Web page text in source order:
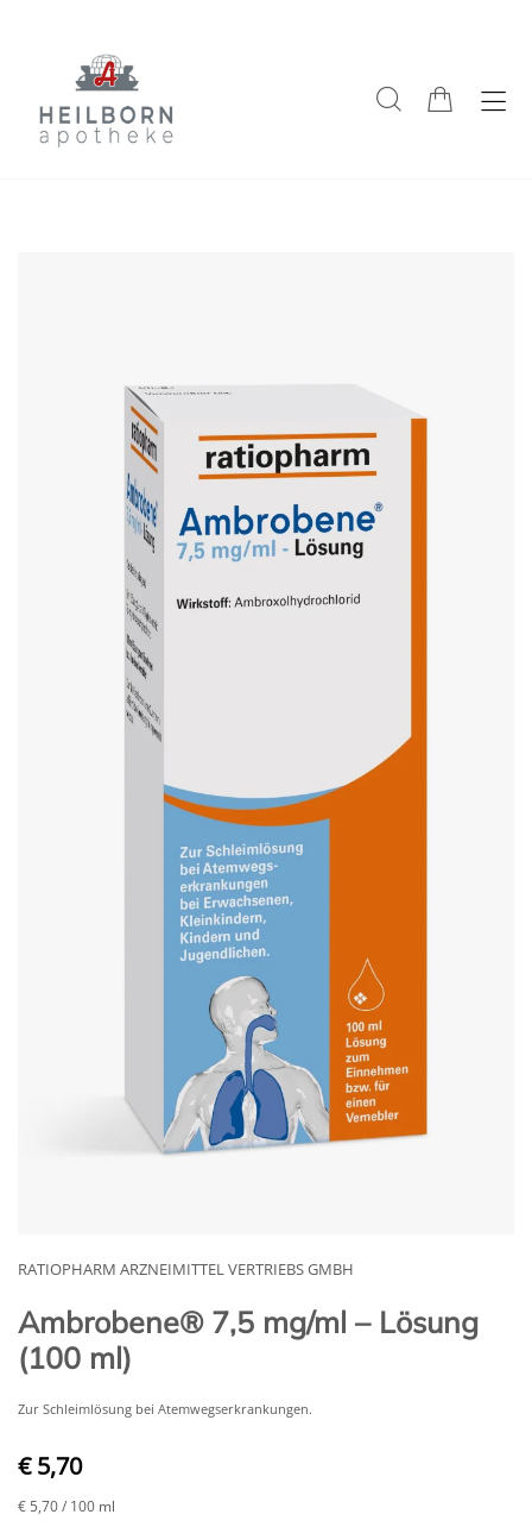
RATIOPHARM ARZNEIMITTEL VERTRIEBS GMBH
Ambrobene® 7,5 mg/ml – Lösung
(100 ml)
Zur Schleimlösung bei Atemwegserkrankungen.
€ 5,70
€ 5,70/ 100 ml